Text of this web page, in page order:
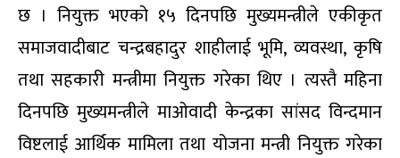
छ । नियुक्त भएको १५ दिनपछि मुख्यमन्त्रीले एकीकृत
समाजवादीबाट चन्द्रबहादुर शाहीलाई भूमि, व्यवस्था, कृषि
तथा सहकारी मन्त्रीमा नियुक्त गरेका थिए । त्यस्तै महिना
दिनपछि मुख्यमन्त्रीले माओवादी केन्द्रका सांसद विन्दमान
विष्टलाई आर्थिक मामिला तथा योजना मन्त्री नियुक्त गरेका